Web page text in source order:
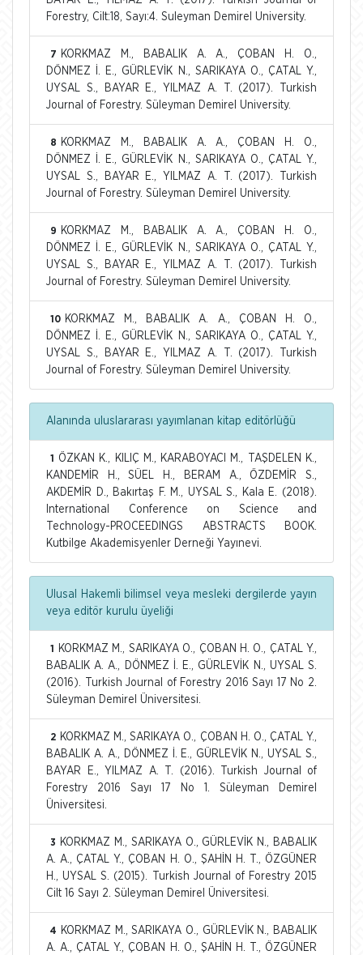
Forestry, Cilt:18, Sayı:4. Suleyman Demirel University.
7
KORKMAZ M., BABALIK A. A., ÇOBAN H. O.,
DÖNMEZ İ. E., GÜRLEVİK N., SARIKAYA O., ÇATAL Y.,
UYSAL S., BAYAR E., YILMAZ A. T. (2017). Turkish
Journal of Forestry. Süleyman Demirel University.
8
KORKMAZ M., BABALIK A. A., ÇOBAN H. O.,
DÖNMEZ İ. E., GÜRLEVİK N., SARIKAYA O., ÇATAL Y.,
UYSAL S., BAYAR E., YILMAZ A. T. (2017). Turkish
Journal of Forestry. Süleyman Demirel University.
9
KORKMAZ M., BABALIK A. A., ÇOBAN H. O.,
DÖNMEZ İ. E., GÜRLEVİK N., SARIKAYA O., ÇATAL Y.,
UYSAL S., BAYAR E., YILMAZ A. T. (2017). Turkish
Journal of Forestry. Süleyman Demirel University.
10 KORKMAZ M., BABALIK A. A., ÇOBAN H. O.,
DÖNMEZ İ. E., GÜRLEVİK N., SARIKAYA O., ÇATAL Y.,
UYSAL S., BAYAR E., YILMAZ A. T. (2017). Turkish
Journal of Forestry. Süleyman Demirel University.
Alanında uluslararası yayımlanan kitap editörlüğü
1
ÖZKAN K., KILIÇ M., KARABOYACI M., TAŞDELEN K.,
KANDEMİR H., SÜEL H., BERAM A., ÖZDEMİR S.,
AKDEMİR D., Bakırtaş F. M., UYSAL S., Kala E. (2018).
International Conference on Science and
Technology-PROCEEDINGS ABSTRACTS BOOK.
Kutbilge Akademisyenler Derneği Yayınevi.
Ulusal Hakemli bilimsel veya mesleki dergilerde yayın
veya editör kurulu üyeliği
1
KORKMAZ M., SARIKAYA O., ÇOBAN H. O., ÇATAL Y.,
BABALIK A. A., DÖNMEZ İ. E., GÜRLEVİK N., UYSAL S.
(2016). Turkish Journal of Forestry 2016 Sayı 17 No 2.
Süleyman Demirel Üniversitesi.
2 KORKMAZ M., SARIKAYA O., ÇOBAN H. O., ÇATAL Y.,
BABALIK A. A., DÖNMEZ İ. E., GÜRLEVİK N., UYSAL S.,
BAYAR E., YILMAZ A. T. (2016). Turkish Journal of
Forestry 2016 Sayı 17 No 1. Süleyman Demirel
Üniversitesi.
3
KORKMAZ M., SARIKAYA O., GÜRLEVİK N., BABALIK
A. A., ÇATAL Y., ÇOBAN H. O., ŞAHİN H. T., ÖZGÜNER
H., UYSAL S. (2015). Turkish Journal of Forestry 2015
Cilt 16 Sayı 2. Süleyman Demirel Üniversitesi.
4
KORKMAZ M., SARIKAYA O., GÜRLEVİK N., BABALIK
A. A., ÇATAL Y., ÇOBAN H. O., ŞAHİN H. T., ÖZGÜNER